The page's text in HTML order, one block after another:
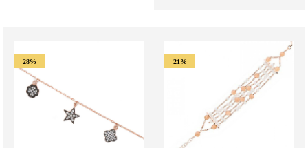
28% 21%